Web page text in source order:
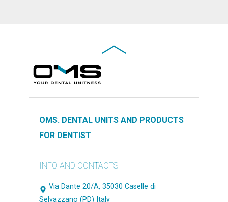
OMS. DENTAL UNITS AND PRODUCTS
FOR DENTIST
INFO AND CONTACTS
Via Dante 20/A, 35030 Caselle di
Selvazzano (PD) Italy